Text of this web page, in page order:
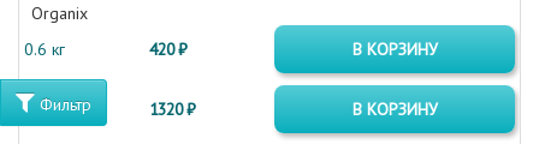
Organix
0.6 кг
420 ₽ В КОРЗИНУ
2 кг 1320 ₽ В КОРЗИНУ
Фильтр